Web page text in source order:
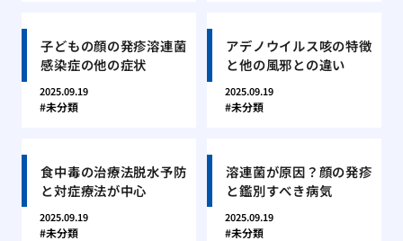
子どもの顔の発疹溶連菌
感染症の他の症状
2025.09.19
未分類
アデノウイルス咳の特徴
と他の風邪との違い
2025.09.19
未分類
食中毒の治療法脱水予防
と対症療法が中心
2025.09.19
未分類
溶連菌が原因？顔の発疹
と鑑別すべき病気
2025.09.19
未分類